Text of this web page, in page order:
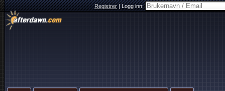
Registrer|Logg inn: